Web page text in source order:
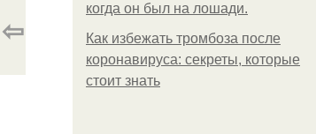
когда он был на лошади.
Как избежать тромбоза после
коронавируса: секреты, которые
стоит знать
⇦